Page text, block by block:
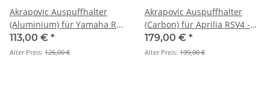
Akrapovic Auspuffhalter
(Aluminium) für Yamaha R7
- BJ. 2026 > 2026 (P-MBY7R5)
113,00 € *
Alter Preis: 126,00 €
Akrapovic Auspuffhalter
(Carbon) für Aprilia RSV4 -
BJ. 2015 > 2026 (P-MBA10R7)
179,00 € *
Alter Preis: 199,00 €